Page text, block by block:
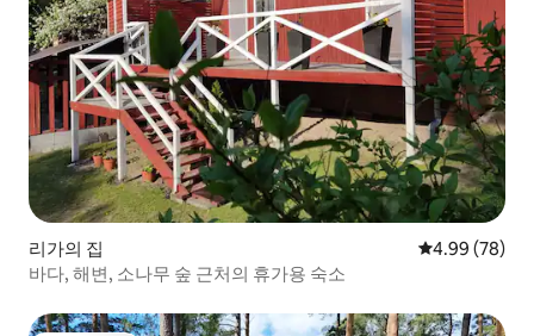
리가의 집 평점 4.99점(5
4.99 (78)
바다, 해변, 소나무 숲 근처의 휴가용 숙소